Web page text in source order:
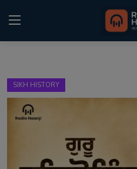
Home
Punjabi Podcast
SIKH HISTORY